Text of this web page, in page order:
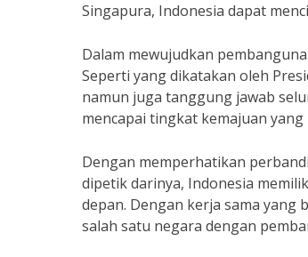
Singapura, Indonesia dapat
Dalam mewujudkan
Seperti yang dikatakan oleh
namun juga tanggung jawab
mencapai tingkat kemajuan yang
Dengan memperhatikan
dipetik darinya, Indonesia
depan. Dengan kerja sama yang
salah satu negara dengan